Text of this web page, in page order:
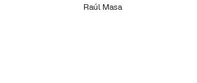
Raúl Masa